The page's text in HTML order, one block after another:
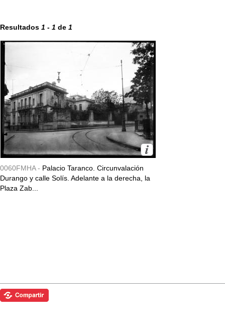
Resultados 1 - 1 de 1
0060FMHA - Palacio Taranco. Circunvalación
Durango y calle Solís. Adelante a la derecha, la
Plaza Zab...